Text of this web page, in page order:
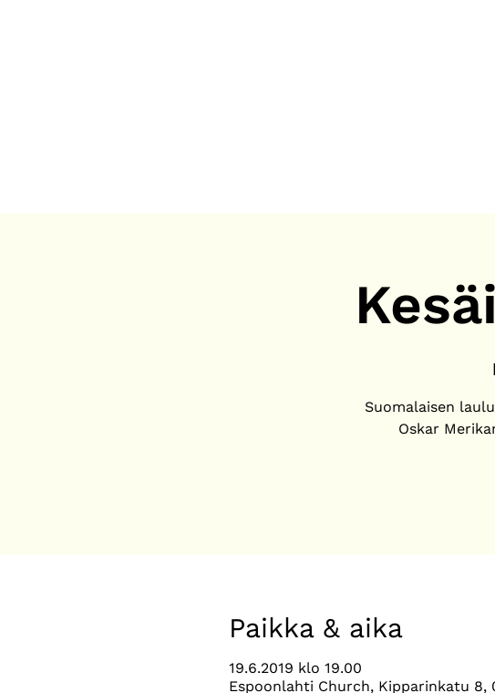
Suomalaisen
Oskar
Paikka & aika
19.6.2019 klo 19.00
Espoonlahti Church, Kipparinkatu 8,